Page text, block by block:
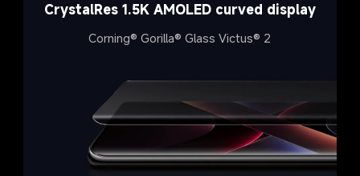
CrystalRes 1.5K AMOLED curved display
Corning® Gorilla® Glass Victus® 2